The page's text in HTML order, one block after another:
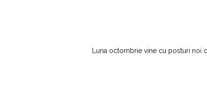
Luna octombrie vine cu posturi